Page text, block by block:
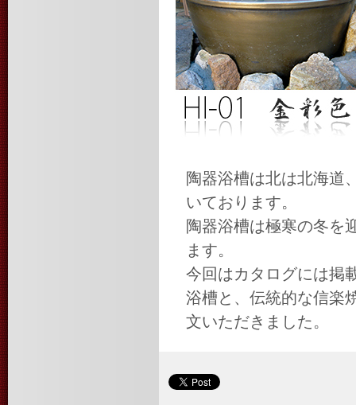
陶器浴槽は北は北海道
いております。
陶器浴槽は極寒の冬を
ます。
今回はカタログには掲
浴槽と、伝統的な信楽
文いただきました。